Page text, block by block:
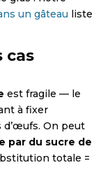
un gâteau liste
cas
est fragile — le
à fixer
d’œufs. On peut
par du sucre de
totale =